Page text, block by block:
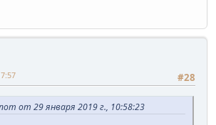
#28
от 29 января 2019 г., 10:58:23